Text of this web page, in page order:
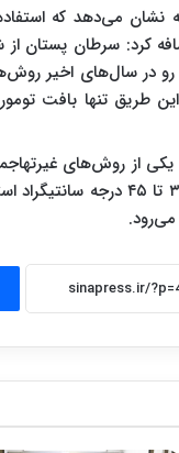
نشان می‌دهد که
کرد: سرطان پستان
رو در سال‌های اخیر
طریق تنها بافت
یکی از روش‌های
در این روش از گازهای